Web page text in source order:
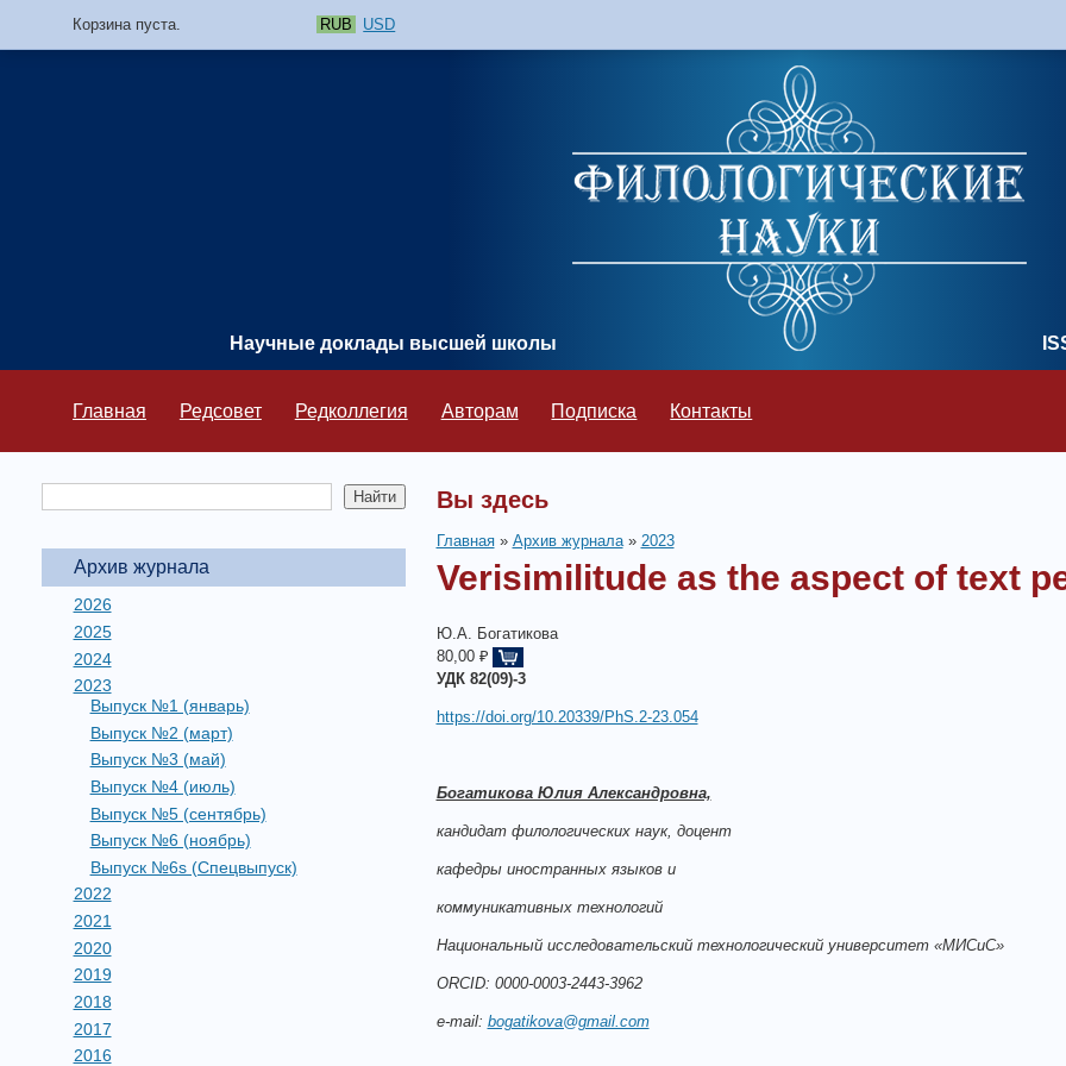
Корзина пуста. RUB USD
Научные доклады высшей школы
Главная Редсовет Редколлегия Авторам Подписка Контакты
Архив журнала
2026
2025
2024
2023
Выпуск №1 (январь)
Выпуск №2 (март)
Выпуск №3 (май)
Выпуск №4 (июль)
Выпуск №5 (сентябрь)
Выпуск №6 (ноябрь)
Выпуск №6s (Спецвыпуск)
2022
2021
2020
2019
2018
2017
2016
Вы здесь
Главная» Архив журнала» 2023
Verisimilitude as the aspect of text
Ю.А. Богатикова
80,00 ₽
УДК 82(09)-3
https://doi.org/10.20339/PhS.2-23.054
Богатикова Юлия Александровна,
кандидат филологических наук, доцент
кафедры иностранных языков и
коммуникативных технологий
Национальный исследовательский технологический университет «МИСиС»
ORCID: 0000-0003-2443-3962
e-mail: bogatikova@gmail.com